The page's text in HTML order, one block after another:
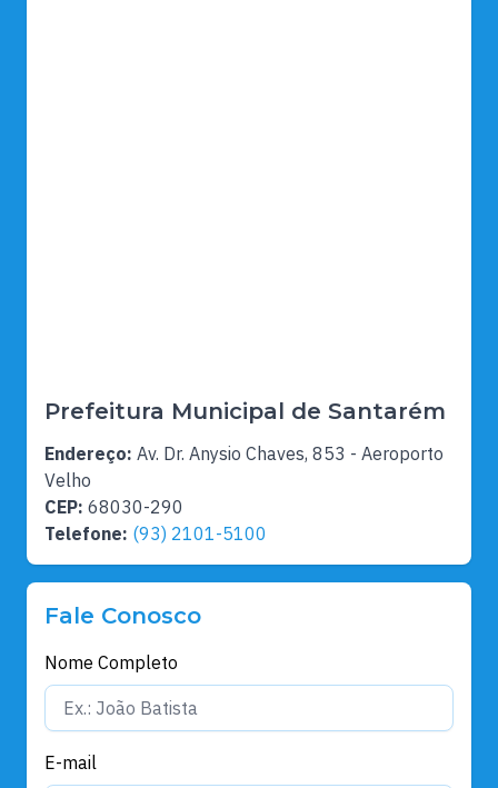
Prefeitura Municipal de Santarém
Endereço: Av. Dr. Anysio Chaves, 853 - Aeroporto
Velho
CEP: 68030-290
Telefone: (93) 2101-5100
Fale Conosco
Nome Completo
E-mail